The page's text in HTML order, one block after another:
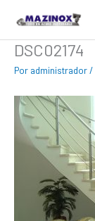
contenido
DSC02174
Por administrador/